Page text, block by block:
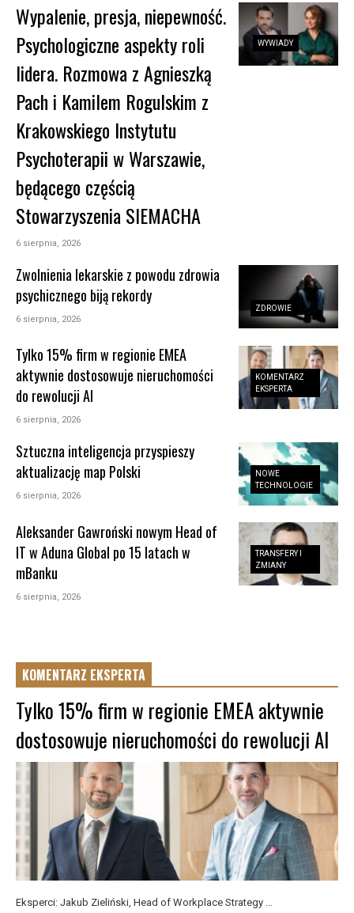
WYWIADY
Wypalenie, presja, niepewność.
Psychologiczne aspekty roli
lidera. Rozmowa z Agnieszką
Pach i Kamilem Rogulskim z
Krakowskiego Instytutu
Psychoterapii w Warszawie,
będącego częścią
Stowarzyszenia SIEMACHA
6 sierpnia, 2026
ZDROWIE
Zwolnienia lekarskie z powodu zdrowia
psychicznego biją rekordy
6 sierpnia, 2026
KOMENTARZ
EKSPERTA
Tylko 15% firm w regionie EMEA
aktywnie dostosowuje nieruchomości
do rewolucji AI
6 sierpnia, 2026
NOWE
TECHNOLOGIE
Sztuczna inteligencja przyspieszy
aktualizację map Polski
6 sierpnia, 2026
TRANSFERY I
ZMIANY
Aleksander Gawroński nowym Head of
IT w Aduna Global po 15 latach w
mBanku
6 sierpnia, 2026
KOMENTARZ EKSPERTA
Tylko 15% firm w regionie EMEA aktywnie
dostosowuje nieruchomości do rewolucji AI
Eksperci: Jakub Zieliński, Head of Workplace Strategy ...